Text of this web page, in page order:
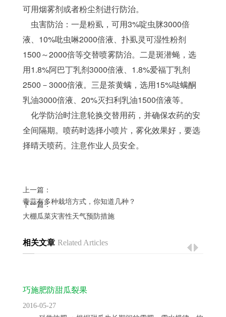
可用烟雾剂或者粉尘剂进行防治。
虫害防治：一是粉虱，可用3%啶虫脒3000倍
液、10%吡虫啉2000倍液、扑虱灵可湿性粉剂
1500～2000倍等交替喷雾防治。二是斑潜蝇，选
用1.8%阿巴丁乳剂3000倍液、1.8%爱福丁乳剂
2500－3000倍液。三是茶黄螨，选用15%哒螨酮
乳油3000倍液、20%灭扫利乳油1500倍液等。
化学防治时注意轮换交替用药，并确保农药的安
全间隔期。喷药时选择小喷片，雾化效果好，要选
择晴天喷药。注意作业人员安全。
上一篇：
青蒜有多种栽培方式，你知道几种？
下一篇：
大棚瓜菜灾害性天气预防措施
相关文章 Related Articles
巧施肥防甜瓜裂果
2016-05-27